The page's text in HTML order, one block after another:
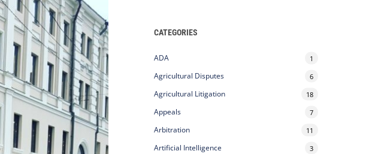
CATEGORIES
ADA 1
Agricultural Disputes 6
Agricultural Litigation 18
Appeals 7
Arbitration 11
Artificial Intelligence 3